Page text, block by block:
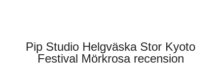
Pip Studio Helgväska Stor Kyoto
Festival Mörkrosa recension